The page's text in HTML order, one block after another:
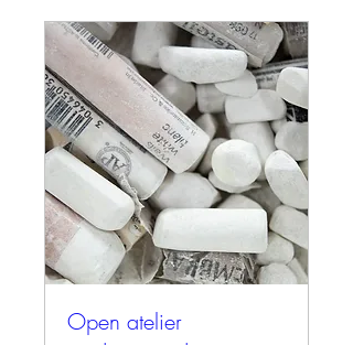
Open atelier